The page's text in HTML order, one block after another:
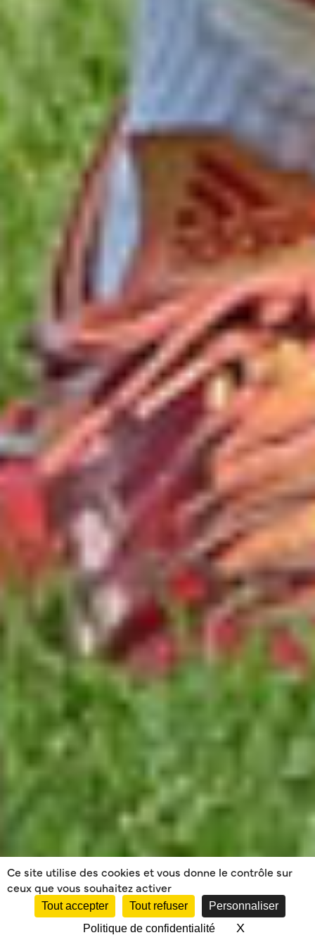
Ce site utilise des cookies et vous donne le contrôle sur
ceux que vous souhaitez activer
Tout accepter Tout refuser
Personnaliser
Politique de confidentialité
XMasquer le